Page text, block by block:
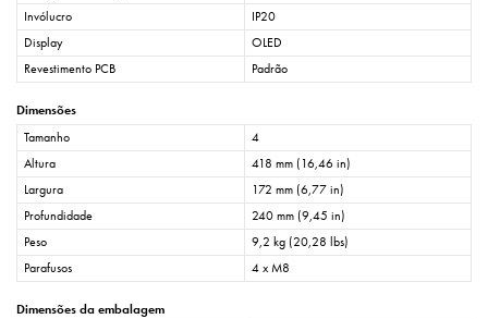
Invólucro
IP20
Display
OLED
Revestimento PCB
Padrão
Dimensões
Tamanho
4
Altura
418 mm (16,46 in)
Largura
172 mm (6,77 in)
Profundidade
240 mm (9,45 in)
Peso
9,2 kg (20,28 lbs)
Parafusos
4 x M8
Dimensões da embalagem